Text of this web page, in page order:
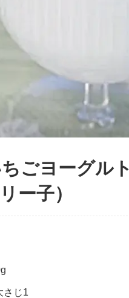
ごヨーグル
ー子）
じ1